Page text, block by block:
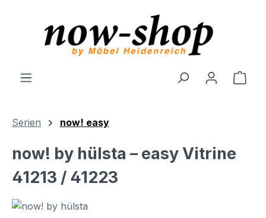
Serien now! easy
now! by hülsta – easy Vitrine
41213 / 41223